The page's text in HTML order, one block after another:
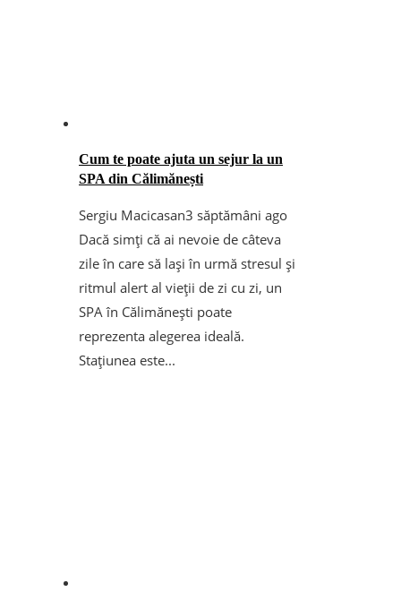
Cum te poate ajuta un sejur la un
SPA din Călimănești
Sergiu Macicasan3 săptămâni ago
Dacă simți că ai nevoie de câteva
zile în care să lași în urmă stresul și
ritmul alert al vieții de zi cu zi, un
SPA în Călimănești poate
reprezenta alegerea ideală.
Stațiunea este...